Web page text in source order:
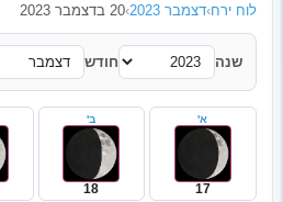
לוח ירח›דצמבר 2023 ›20 בדצמבר 2023
שנה חודש
א'
17
ב'
18